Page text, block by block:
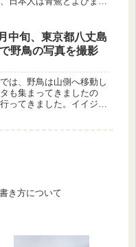
します。
中旬、東京都八丈島
野鳥の写真を撮影
は、野鳥は山側へ移動し
も集まってきましたの
ってきました。イイジマ
き方について